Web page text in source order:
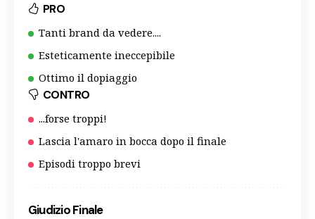
PRO
Tanti brand da vedere....
Esteticamente ineccepibile
Ottimo il dopiaggio
CONTRO
...forse troppi!
Lascia l'amaro in bocca dopo il finale
Episodi troppo brevi
Giudizio Finale